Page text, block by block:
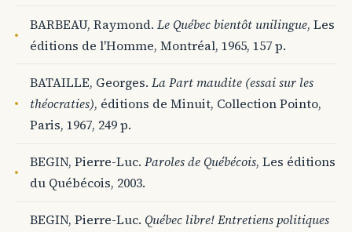
BARBEAU, Raymond.Le Québec bientôt unilingue, Les
éditions de l'Homme, Montréal, 1965, 157 p.
BATAILLE, Georges.La Part maudite (essai sur les
théocraties), éditions de Minuit, Collection Pointo,
Paris, 1967, 249 p.
BEGIN, Pierre-Luc.Paroles de Québécois, Les éditions
du Québécois, 2003.
BEGIN, Pierre-Luc. Québec libre! Entretiens politiques